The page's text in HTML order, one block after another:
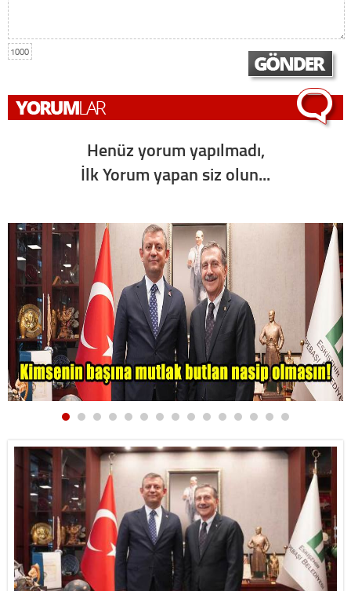
1000
Henüz yorum yapılmadı,
İlk Yorum yapan siz olun...